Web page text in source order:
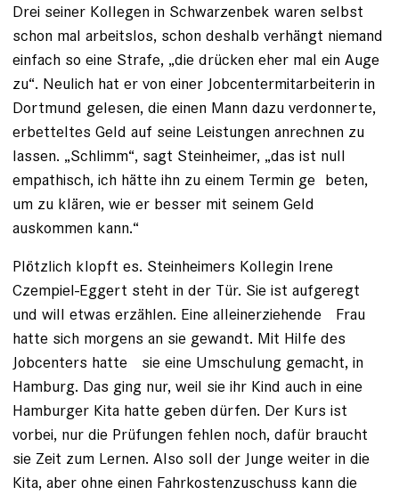
Drei seiner Kollegen in Schwarzenbek waren selbst
schon mal arbeitslos, schon deshalb verhängt niemand
einfach so eine Strafe, „die drücken eher mal ein Auge
zu“. Neulich hat er von einer Jobcentermitarbeiterin in
Dortmund gelesen, die einen Mann dazu verdonnerte,
erbetteltes Geld auf seine Leistungen anrechnen zu
lassen. „Schlimm“, sagt Steinheimer, „das ist null
empathisch, ich hätte ihn zu einem Termin ge beten,
um zu klären, wie er besser mit seinem Geld
auskommen kann.“
Plötzlich klopft es. Steinheimers Kollegin Irene
Czempiel-Eggert steht in der Tür. Sie ist aufgeregt
und will etwas erzählen. Eine alleinerziehende Frau
hatte sich morgens an sie gewandt. Mit Hilfe des
Jobcenters hatte ­ sie eine Umschulung gemacht, in
Hamburg. Das ging nur, weil sie ihr Kind auch in eine
Hamburger Kita hatte geben dürfen. Der Kurs ist
vorbei, nur die Prüfungen fehlen noch, ­dafür braucht
sie Zeit zum Lernen. Also soll der Junge weiter in die
Kita, aber ohne einen Fahrkostenzuschuss kann die